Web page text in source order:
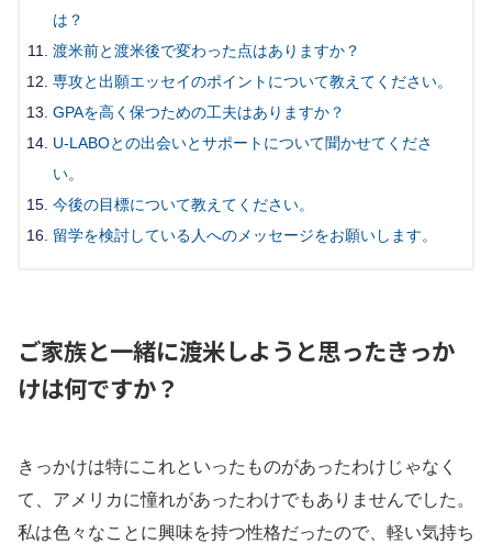
は？
渡米前と渡米後で変わった点はありますか？
専攻と出願エッセイのポイントについて教えてください。
GPAを高く保つための工夫はありますか？
U-LABOとの出会いとサポートについて聞かせてくださ
い。
今後の目標について教えてください。
留学を検討している人へのメッセージをお願いします。
ご家族と一緒に渡米しようと思ったきっか
けは何ですか？
きっかけは特にこれといったものがあったわけじゃなく
て、アメリカに憧れがあったわけでもありませんでした。
私は色々なことに興味を持つ性格だったので、軽い気持ち